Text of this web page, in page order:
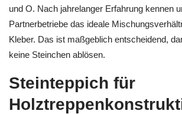
und O. Nach jahrelanger Erfahrung kennen
Partnerbetriebe das ideale
Kleber. Das ist maßgeblich entscheidend,
keine Steinchen ablösen.
Steinteppich für